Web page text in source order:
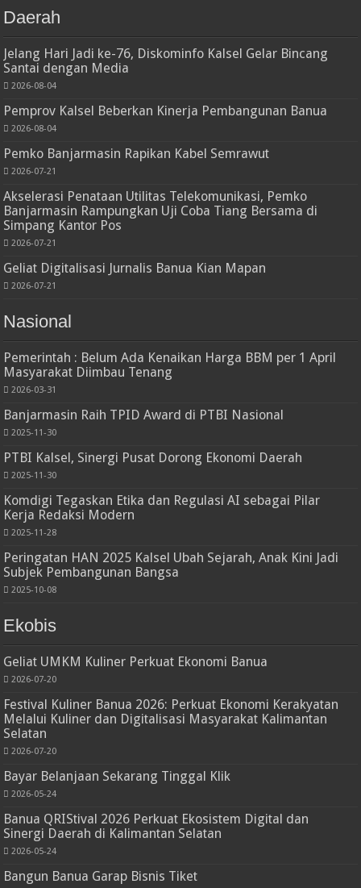
Daerah
Jelang Hari Jadi ke-76, Diskominfo Kalsel Gelar Bincang
Santai dengan Media
2026-08-04
Pemprov Kalsel Beberkan Kinerja Pembangunan Banua
2026-08-04
Pemko Banjarmasin Rapikan Kabel Semrawut
2026-07-21
Akselerasi Penataan Utilitas Telekomunikasi, Pemko
Banjarmasin Rampungkan Uji Coba Tiang Bersama di
Simpang Kantor Pos
2026-07-21
Geliat Digitalisasi Jurnalis Banua Kian Mapan
2026-07-21
Nasional
Pemerintah : Belum Ada Kenaikan Harga BBM per 1 April
Masyarakat Diimbau Tenang
2026-03-31
Banjarmasin Raih TPID Award di PTBI Nasional
2025-11-30
PTBI Kalsel, Sinergi Pusat Dorong Ekonomi Daerah
2025-11-30
Komdigi Tegaskan Etika dan Regulasi AI sebagai Pilar
Kerja Redaksi Modern
2025-11-28
Peringatan HAN 2025 Kalsel Ubah Sejarah, Anak Kini Jadi
Subjek Pembangunan Bangsa
2025-10-08
Ekobis
Geliat UMKM Kuliner Perkuat Ekonomi Banua
2026-07-20
Festival Kuliner Banua 2026: Perkuat Ekonomi Kerakyatan
Melalui Kuliner dan Digitalisasi Masyarakat Kalimantan
Selatan
2026-07-20
Bayar Belanjaan Sekarang Tinggal Klik
2026-05-24
Banua QRIStival 2026 Perkuat Ekosistem Digital dan
Sinergi Daerah di Kalimantan Selatan
2026-05-24
Bangun Banua Garap Bisnis Tiket